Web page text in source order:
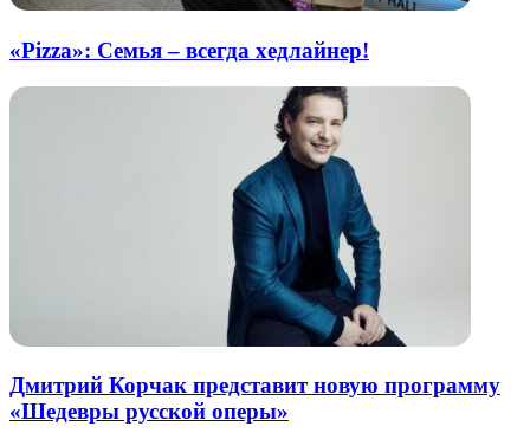
«Pizza»: Семья – всегда хедлайнер!
Дмитрий Корчак представит новую программу
«Шедевры русской оперы»